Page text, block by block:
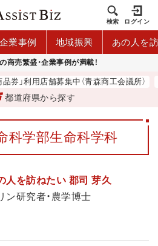
検索 ログイン
企業事例 地域振興 あの人を
商売繁盛・企業事例が満載！
券」利用店舗募集中（青森商工会議所）
都道府県から探す
科学部生命科学科
人を訪ねたい 郡司 芽久
ン研究者・農学博士